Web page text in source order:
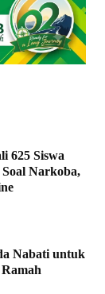
625 Siswa
Narkoba,
Nabati untuk